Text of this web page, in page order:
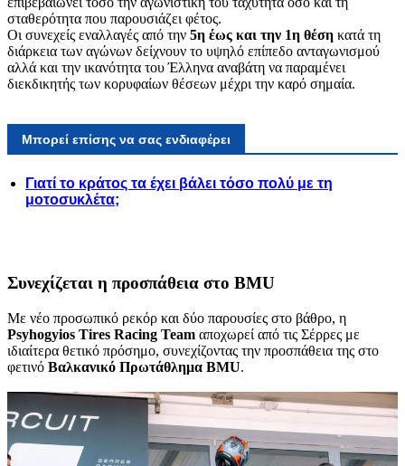
σταθερότητα που παρουσιάζει φέτος.
Οι συνεχείς εναλλαγές από την 5η έως και την 1η θέση κατά τη
διάρκεια των αγώνων δείχνουν το υψηλό επίπεδο ανταγωνισμού
αλλά και την ικανότητα του Έλληνα αναβάτη να παραμένει
διεκδικητής των κορυφαίων θέσεων μέχρι την καρό σημαία.
Μπορεί επίσης να σας ενδιαφέρει
Γιατί το κράτος τα έχει βάλει τόσο πολύ με τη
μοτοσυκλέτα;
Συνεχίζεται η προσπάθεια στο BMU
Με νέο προσωπικό ρεκόρ και δύο παρουσίες στο βάθρο, η
Psyhogyios Tires Racing Team αποχωρεί από τις Σέρρες με
ιδιαίτερα θετικό πρόσημο, συνεχίζοντας την προσπάθεια της στο
φετινό Βαλκανικό Πρωτάθλημα BMU.